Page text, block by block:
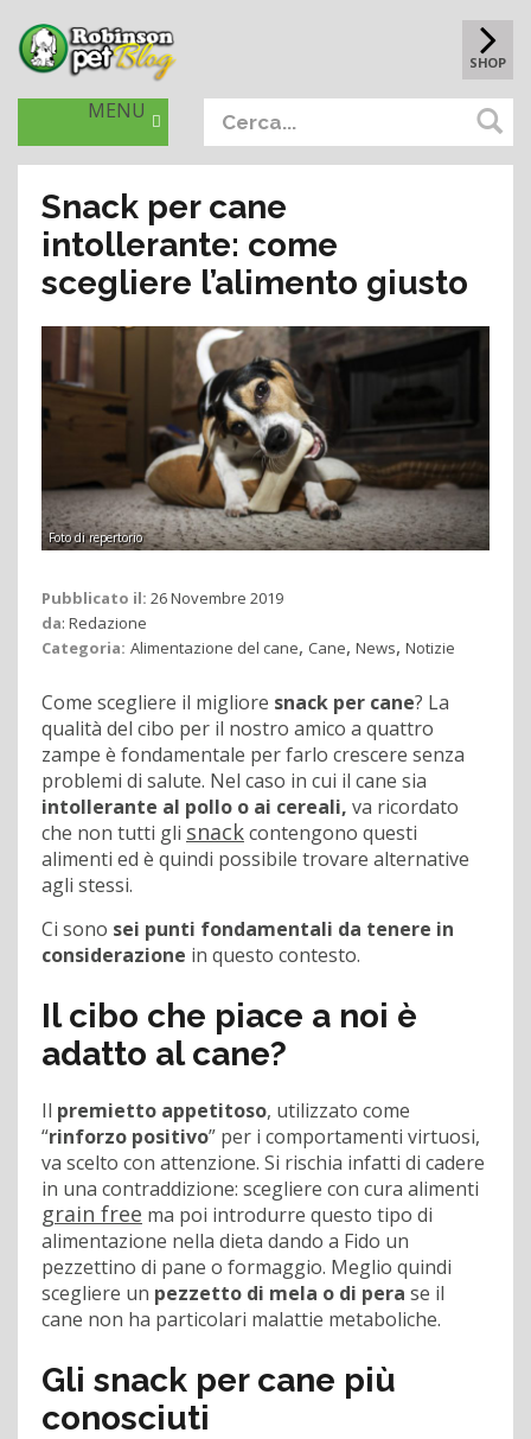
SHOP
MENU
Snack per cane
intollerante: come
scegliere l’alimento giusto
Foto di repertorio
Pubblicato il: 26 Novembre 2019
da: Redazione
Categoria: Alimentazione del cane, Cane, News, Notizie
Come scegliere il migliore snack per cane? La
qualità del cibo per il nostro amico a quattro
zampe è fondamentale per farlo crescere senza
problemi di salute. Nel caso in cui il cane sia
intollerante al pollo o ai cereali, va ricordato
che non tutti gli snackcontengono questi
alimenti ed è quindi possibile trovare alternative
agli stessi.
Ci sono sei punti fondamentali da tenere in
considerazione in questo contesto.
Il cibo che piace a noi è
adatto al cane?
Il premietto appetitoso, utilizzato come
“rinforzo positivo” per i comportamenti virtuosi,
va scelto con attenzione. Si rischia infatti di cadere
in una contraddizione: scegliere con cura alimenti
grain free ma poi introdurre questo tipo di
alimentazione nella dieta dando a Fido un
pezzettino di pane o formaggio. Meglio quindi
scegliere un pezzetto di mela o di pera se il
cane non ha particolari malattie metaboliche.
Gli snack per cane più
conosciuti